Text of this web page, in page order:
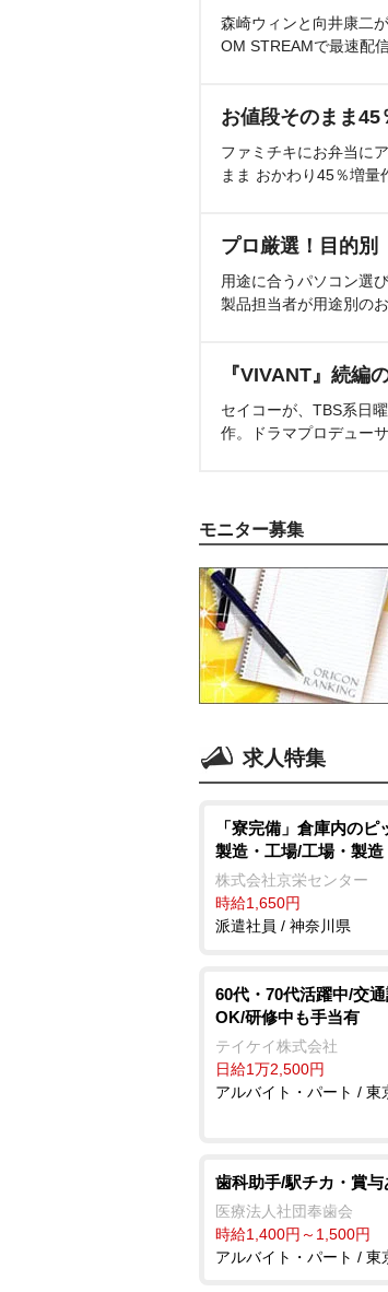
森崎ウィンと向井康二
OM STREAMで最速配
お値段そのまま
ファミチキにお弁当に
まま おかわり45％増量
プロ厳選！目的別
用途に合うパソコン選
製品担当者が用途別の
『VIVANT』続編
セイコーが、TBS系日
作。ドラマプロデュー
モニター募集
求人特集
「寮完備」倉庫内の
製造・工場/工場・製造
株式会社京栄センター
時給1,650円
派遣社員 / 神奈川県
60代・70代活躍中/交
OK/研修中も手当有
テイケイ株式会社
日給1万2,500円
アルバイト・パート / 東
歯科助手/駅チカ・賞与
医療法人社団奉歯会
時給1,400円～1,500円
アルバイト・パート / 東